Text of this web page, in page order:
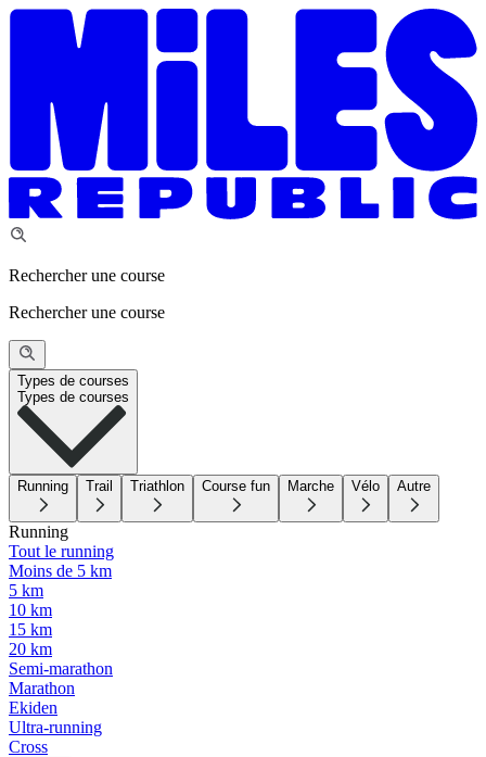
Rechercher une course
Rechercher une course
Types de courses
Types de courses
Running Trail Triathlon Course fun Marche Vélo Autre
Running
Tout le running
Moins de 5 km
5 km
10 km
15 km
20 km
Semi-marathon
Marathon
Ekiden
Ultra-running
Cross